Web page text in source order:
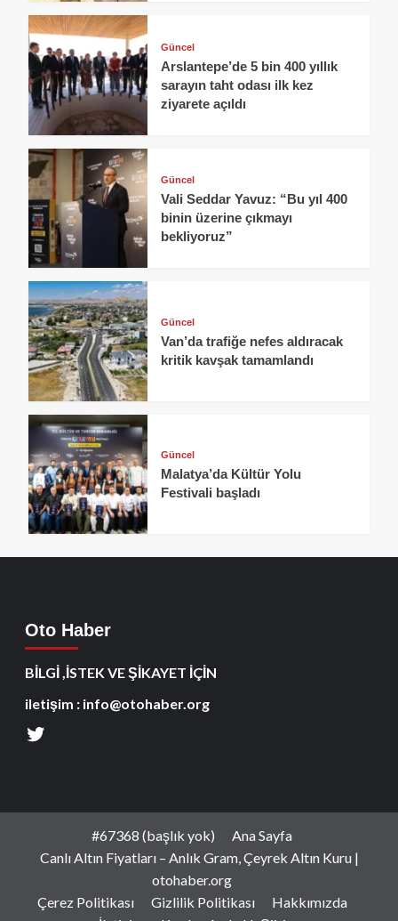
Güncel
Arslantepe’de 5 bin 400 yıllık
sarayın taht odası ilk kez
ziyarete açıldı
Güncel
Vali Seddar Yavuz: “Bu yıl 400
binin üzerine çıkmayı
bekliyoruz”
Güncel
Van’da trafiğe nefes aldıracak
kritik kavşak tamamlandı
Güncel
Malatya’da Kültür Yolu
Festivali başladı
Oto Haber
BİLGİ ,İSTEK VE ŞİKAYET İÇİN
iletişim : info@otohaber.org
#67368 (başlık yok)
Ana Sayfa
Canlı Altın Fiyatları – Anlık Gram, Çeyrek Altın Kuru |
otohaber.org
Çerez Politikası
Gizlilik Politikası
Hakkımızda